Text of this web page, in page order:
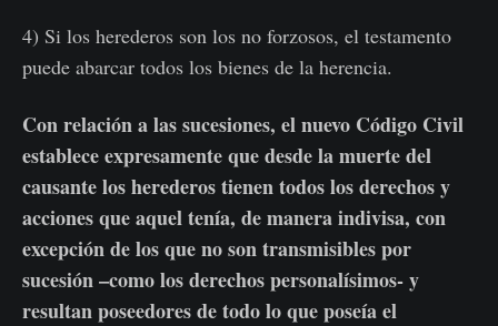
4) Si los herederos son los no forzosos, el testamento
puede abarcar todos los bienes de la herencia.
Con relación a las sucesiones, el nuevo Código Civil
establece expresamente que desde la muerte del
causante los herederos tienen todos los derechos y
acciones que aquel tenía, de manera indivisa, con
excepción de los que no son transmisibles por
sucesión –como los derechos personalísimos- y
resultan poseedores de todo lo que poseía el